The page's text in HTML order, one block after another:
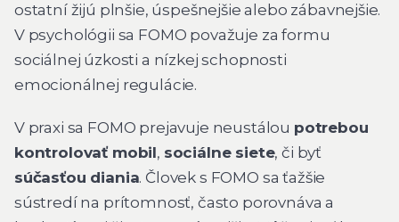
ostatní žijú plnšie, úspešnejšie alebo zábavnejšie.
V psychológii sa FOMO považuje za formu
sociálnej úzkosti a nízkej schopnosti
emocionálnej regulácie.
V praxi sa FOMO prejavuje neustálou potrebou
kontrolovať mobil, sociálne siete, či byť
súčasťou diania. Človek s FOMO sa ťažšie
sústredí na prítomnosť, často porovnáva a